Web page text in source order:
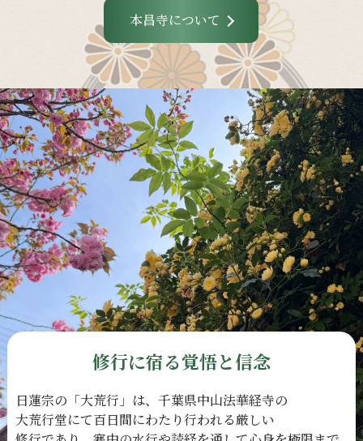
本昌寺について
修行に宿る覚悟と信念
日蓮宗の 「大荒行」は、 千葉県中山法華経寺の
大荒行堂にて百日間にわたり行われる厳しい